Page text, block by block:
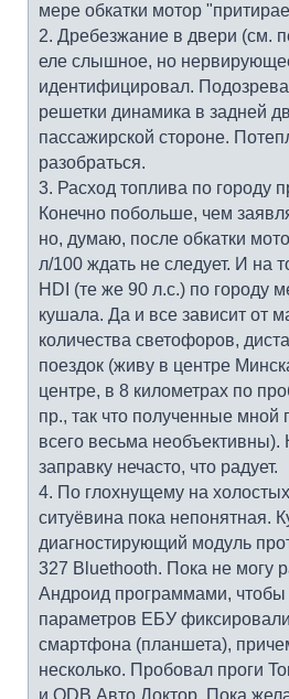
мере обкатки мотор
2. Дребезжание в двери (см.
еле слышное, но
идентифицировал.
решетки динамика в задней
пассажирской стороне.
разобраться.
3. Расход топлива по городу
Конечно побольше, чем
но, думаю, после обкатки
л/100 ждать не следует. И на
HDI (те же 90 л.с.) по городу
кушала. Да и все зависит от
количества светофоров,
поездок (живу в центре
центре, в 8 километрах по
пр., так что полученные мной
всего весьма
заправку нечасто, что радует.
4. По глохнущему на
ситуёвина пока непонятная.
диагностирующий модуль
327 Bluethooth. Пока не могу
Андроид программами, чтобы
параметров ЕБУ
смартфона (планшета),
несколько. Пробовал проги
и ODB Авто Доктор. Пока